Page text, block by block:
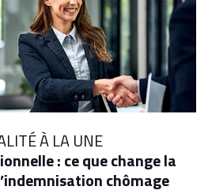
À LA UNE
: ce que change la
chômage